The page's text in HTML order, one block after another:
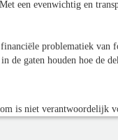
een evenwichtig en
problematiek van
de gaten houden hoe de
is niet verantwoordelijk